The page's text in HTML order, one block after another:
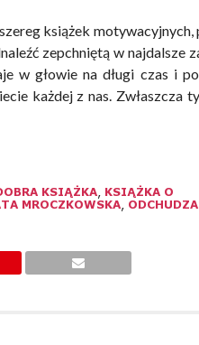
książek motywacyjnych,
zepchniętą w najdalsze
w głowie na długi czas i
każdej z nas. Zwłaszcza
KSIĄŻKA, KSIĄŻKA O
MROCZKOWSKA,